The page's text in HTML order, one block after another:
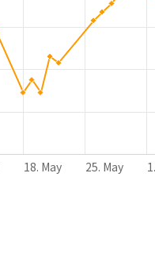
18. May 25. May